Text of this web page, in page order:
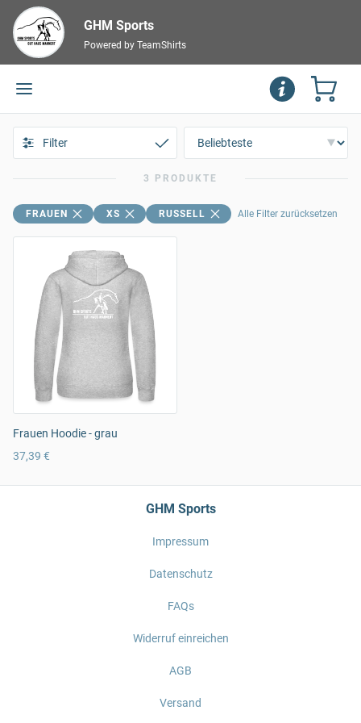
GHM Sports
Powered by TeamShirts
Filter
3 PRODUKTE
FRAUEN XS RUSSELL Alle Filter zurücksetzen
Frauen Hoodie - grau
37,39 €
GHM Sports
Impressum
Datenschutz
FAQs
Widerruf einreichen
AGB
Versand